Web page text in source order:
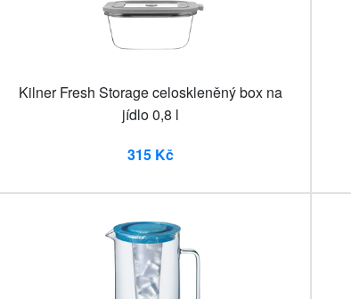
Kilner Fresh Storage celoskleněný box na
jídlo 0,8 l
315 Kč